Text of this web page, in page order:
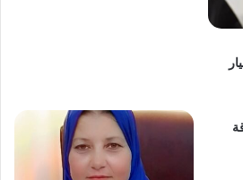
17 مليار